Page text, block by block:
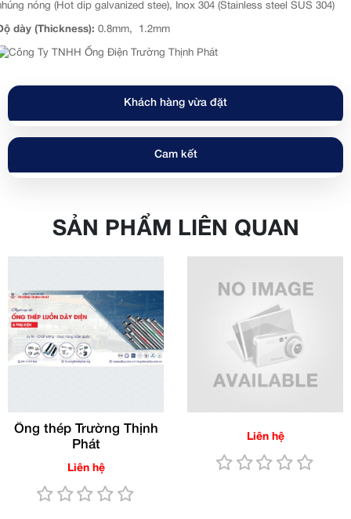
nóng (Hot dip galvanized stee), Inox 304 (Stainless steel SUS 304)
dày (Thickness): 0.8mm, 1.2mm
Khách hàng vừa đặt
Cam kết
SẢN PHẨM LIÊN QUAN
Ống thép Trường Thịnh
Phát
Liên hệ
Liên hệ